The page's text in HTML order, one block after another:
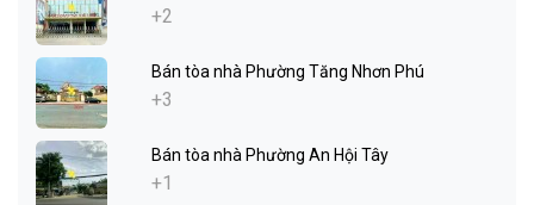
+2
Bán tòa nhà Phường Tăng Nhơn Phú
+3
Bán tòa nhà Phường An Hội Tây
+1